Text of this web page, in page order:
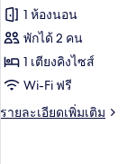
ของ
Deluxe
King
City
Room
1 ห้องนอน
พักได้ 2 คน
1 เตียงคิงไซส์
Wi-Fi ฟรี
รายละเอียดเพิ่มเติม
ราย